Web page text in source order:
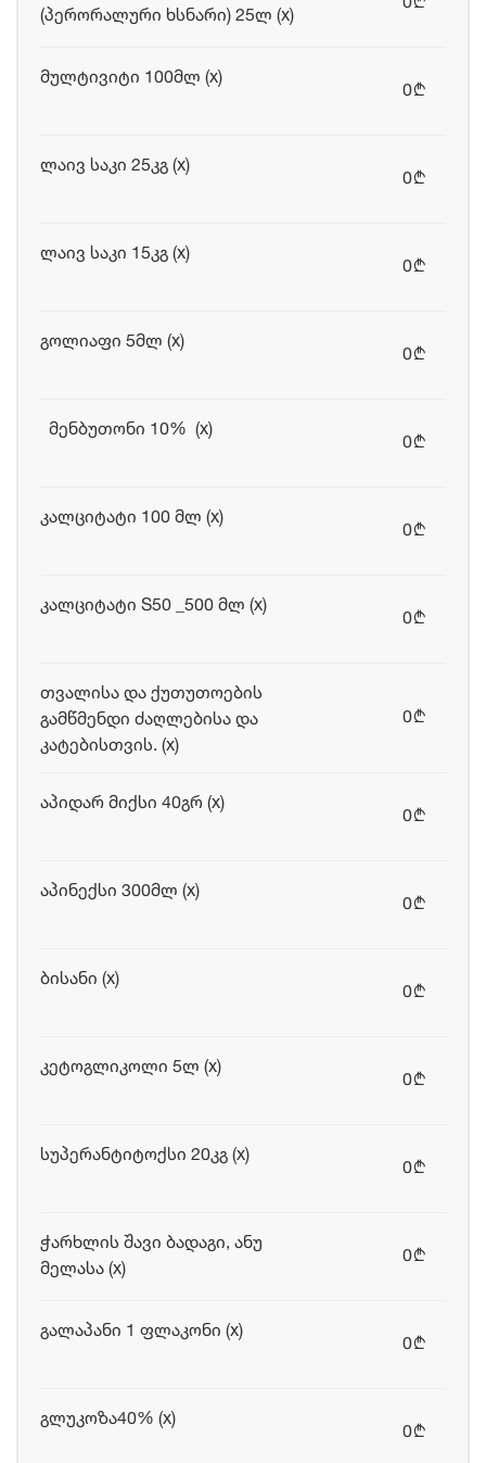
(პერორალური ხსნარი) 25ლ (x) b
მულტივიტი 100მლ (x)
0b
ლაივ საკი 25კგ (x)
0b
ლაივ საკი 15კგ (x)
0b
გოლიაფი 5მლ (x)
0b
მენბუთონი 10% (x)
0b
კალციტატი 100 მლ (x)
0b
კალციტატი S50 _500 მლ (x)
0b
თვალისა და ქუთუთოების
გამწმენდი ძაღლებისა და
კატებისთვის. (x)
0b
აპიდარ მიქსი 40გრ (x)
0b
აპინექსი 300მლ (x)
0b
ბისანი (x)
0b
კეტოგლიკოლი 5ლ (x)
0b
სუპერანტიტოქსი 20კგ (x)
0b
ჭარხლის შავი ბადაგი, ანუ
მელასა (x)
0b
გალაპანი 1 ფლაკონი (x)
0b
გლუკოზა40% (x)
0b